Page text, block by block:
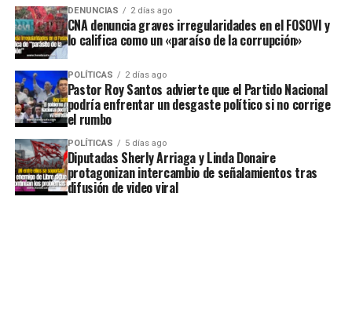
DENUNCIAS 2 días ago
CNA denuncia graves irregularidades en el FOSOVI y
lo califica como un «paraíso de la corrupción»
POLÍTICAS 2 días ago
Pastor Roy Santos advierte que el Partido Nacional
podría enfrentar un desgaste político si no corrige
el rumbo
POLÍTICAS 5 días ago
Diputadas Sherly Arriaga y Linda Donaire
protagonizan intercambio de señalamientos tras
difusión de video viral